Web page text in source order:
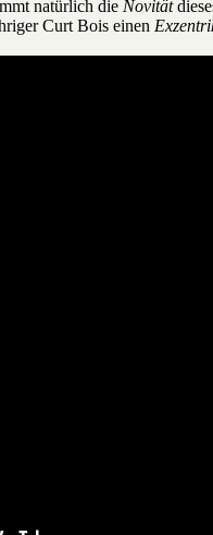
natürlich die Novität
Curt Bois einen